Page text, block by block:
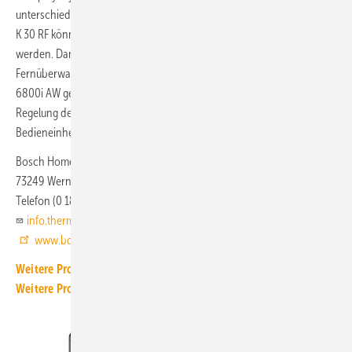
unterschiedlichste Anforderungen ab. Mithilfe des Connect Key
K 30 RF können die Wärmepumpen mit dem Internet verbunden
werden. Dann erleichtern Anwendungen wie HomeCom Pro die
Fernüberwachung und Wartung der Anlage. Bei der Compress
6800i AW gehört der Connect Key bereits zum Lieferumfang. Die
Regelung der Wärmepumpen erfolgt über die integrierte
Bedieneinheit UI800.
Bosch Home Comfort
73249 Wernau
Telefon (0 18 06) 33 73 33
info.thermotechnik@de.bosch.com
www.bosch-homecomfort.de
Weitere Produkt-Meldungen zum Thema Wärmeerzeugung
Weitere Produkt-Meldungen zum Thema Wärmepumpe